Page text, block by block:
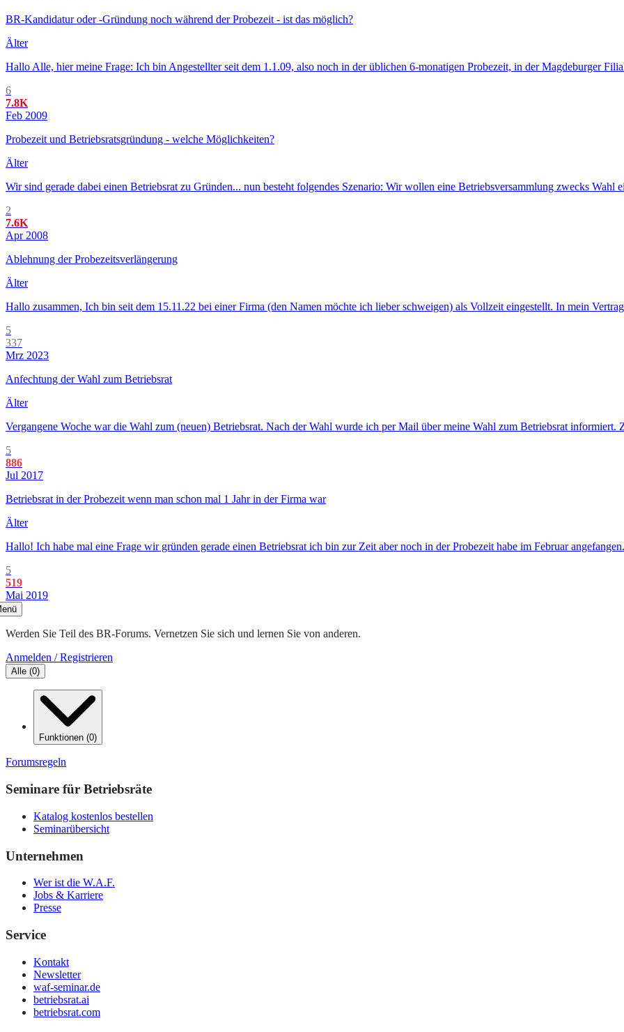
BR-Kandidatur oder -Gründung noch während der Probezeit - ist das möglich?
Älter
Hallo Alle, hier meine Frage: Ich bin Angestellter seit dem 1.1.09, also noch in der üblichen 6-monatigen Probezeit, in der Magdeburger
6
7.8K
Feb 2009
Probezeit und Betriebsratsgründung - welche Möglichkeiten?
Älter
Wir sind gerade dabei einen Betriebsrat zu Gründen... nun besteht folgendes Szenario: Wir wollen eine Betriebsversammlung zwecks
2
7.6K
Apr 2008
Ablehnung der Probezeitsverlängerung
Älter
Hallo zusammen, Ich bin seit dem 15.11.22 bei einer Firma (den Namen möchte ich lieber schweigen) als Vollzeit eingestellt. In mein
5
337
Mrz 2023
Anfechtung der Wahl zum Betriebsrat
Älter
Vergangene Woche war die Wahl zum (neuen) Betriebsrat. Nach der Wahl wurde ich per Mail über meine Wahl zum Betriebsrat
5
886
Jul 2017
Betriebsrat in der Probezeit wenn man schon mal 1 Jahr in der Firma war
Älter
Hallo! Ich habe mal eine Frage wir gründen gerade einen Betriebsrat ich bin zur Zeit aber noch in der Probezeit habe im Februar
5
519
Mai 2019
Werden Sie Teil des BR-Forums. Vernetzen Sie sich und lernen Sie von anderen.
Anmelden / Registrieren
Alle (0)
Funktionen (0)
Forumsregeln
Seminare für Betriebsräte
Katalog kostenlos bestellen
Seminarübersicht
Unternehmen
Wer ist die W.A.F.
Jobs & Karriere
Presse
Service
Kontakt
Newsletter
waf-seminar.de
betriebsrat.ai
betriebsrat.com